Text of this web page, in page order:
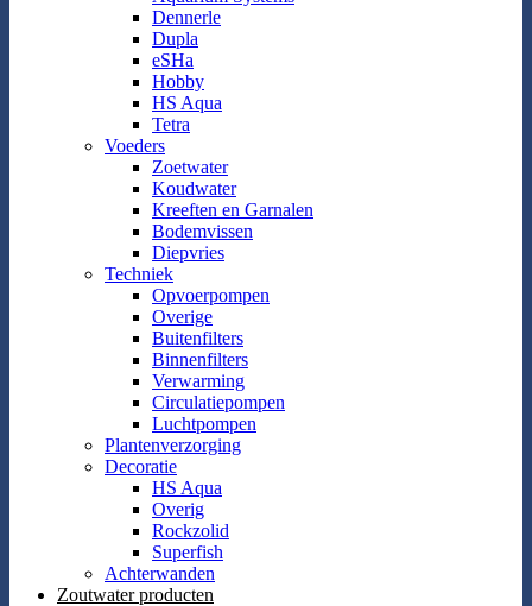
Dennerle
Dupla
eSHa
Hobby
HS Aqua
Tetra
Voeders
Zoetwater
Koudwater
Kreeften en Garnalen
Bodemvissen
Diepvries
Techniek
Opvoerpompen
Overige
Buitenfilters
Binnenfilters
Verwarming
Circulatiepompen
Luchtpompen
Plantenverzorging
Decoratie
HS Aqua
Overig
Rockzolid
Superfish
Achterwanden
Zoutwater producten